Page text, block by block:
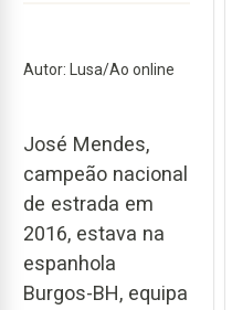
Autor: Lusa/Ao online
José Mendes,
campeão nacional
de estrada em
2016, estava na
espanhola
Burgos-BH, equipa